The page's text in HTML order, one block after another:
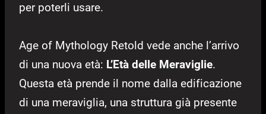
per poterli usare.
Age of Mythology Retold vede anche l’arrivo
di una nuova età: L’Età delle Meraviglie.
Questa età prende il nome dalla edificazione
di una meraviglia, una struttura già presente